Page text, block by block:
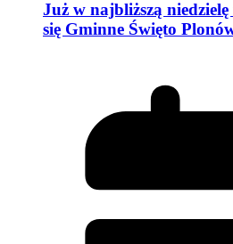
Już w najbliższą
się Gminne Święto